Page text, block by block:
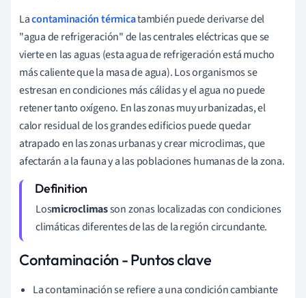
Lacontaminación térmicatambién puede derivarse del
"agua de refrigeración" de las centrales eléctricas que se
vierte en las aguas (esta agua de refrigeración está mucho
más caliente que la masa de agua). Los organismos se
estresan en condiciones más cálidas y el agua no puede
retener tanto oxígeno. En las zonas muy urbanizadas, el
calor residual de los grandes edificios puede quedar
atrapado en las zonas urbanas y crear microclimas,que
afectarán a la fauna y a las poblaciones humanas de la zona.
Losmicroclimasson zonas localizadas con condiciones
climáticas diferentes de las de la región circundante.
Contaminación - Puntos clave
La contaminación se refiere a una condición cambiante